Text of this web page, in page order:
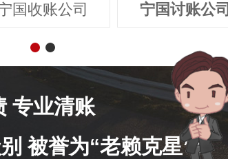
国收账公司 宁国讨账公司
专业清账
被誉为“老赖克星”